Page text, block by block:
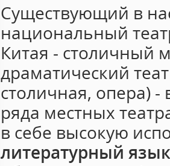
Существующий в
национальный
Китая - столичный
драматический
столичная, опера)
ряда местных
в себе высокую
литературный